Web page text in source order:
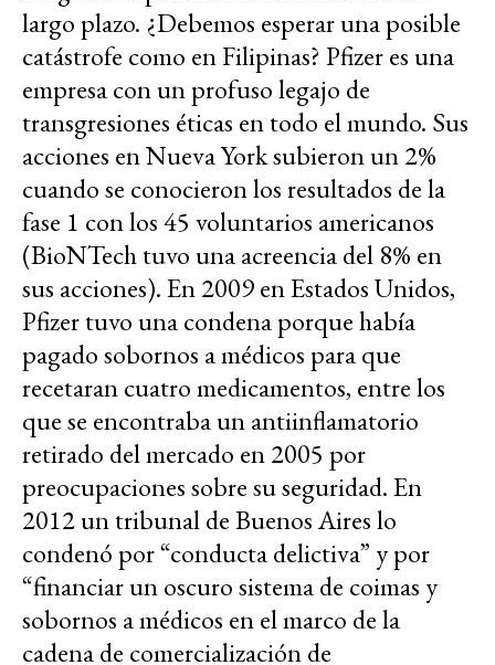
largo plazo. ¿Debemos esperar una posible
catástrofe como en Filipinas? Pfizer es una
empresa con un profuso legajo de
transgresiones éticas en todo el mundo. Sus
acciones en Nueva York subieron un 2%
cuando se conocieron los resultados de la
fase 1 con los 45 voluntarios americanos
(BioNTech tuvo una acreencia del 8% en
sus acciones). En 2009 en Estados Unidos,
Pfizer tuvo una condena porque había
pagado sobornos a médicos para que
recetaran cuatro medicamentos, entre los
que se encontraba un antiinflamatorio
retirado del mercado en 2005 por
preocupaciones sobre su seguridad. En
2012 un tribunal de Buenos Aires lo
condenó por “conducta delictiva” y por
“financiar un oscuro sistema de coimas y
sobornos a médicos en el marco de la
cadena de comercialización de